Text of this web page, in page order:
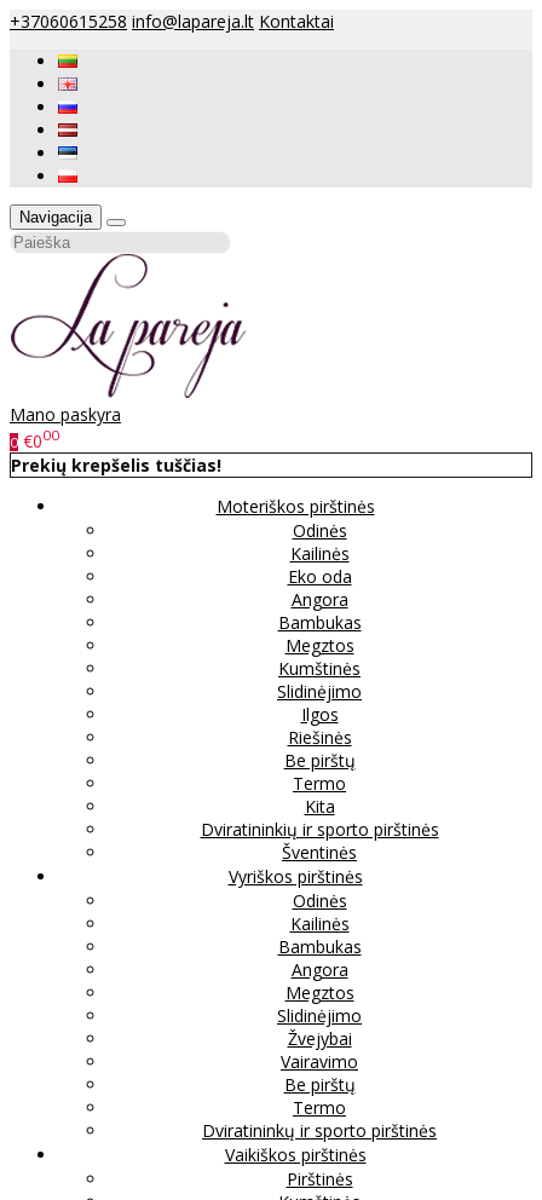
+37060615258 info@lapareja.lt Kontaktai
Navigacija
Mano paskyra
0 €000
Prekių krepšelis tuščias!
Moteriškos pirštinės
Odinės
Kailinės
Eko oda
Angora
Bambukas
Megztos
Kumštinės
Slidinėjimo
Ilgos
Riešinės
Be pirštų
Termo
Kita
Dviratininkių ir sporto pirštinės
Šventinės
Vyriškos pirštinės
Odinės
Kailinės
Bambukas
Angora
Megztos
Slidinėjimo
Žvejybai
Vairavimo
Be pirštų
Termo
Dviratininkų ir sporto pirštinės
Vaikiškos pirštinės
Pirštinės